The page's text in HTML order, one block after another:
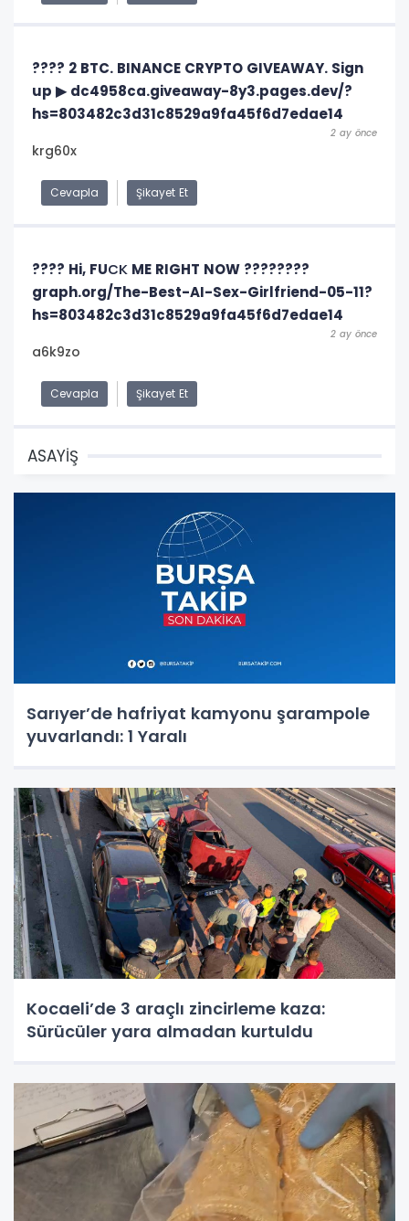
???? 2 BTC. BINANCE CRYPTO GIVEAWAY. Sign
up ▶ dc4958ca.giveaway-8y3.pages.dev/?
hs=803482c3d31c8529a9fa45f6d7edae14
2 ay önce
krg60x
Cevapla Şikayet Et
???? Hi, FUСК ME RIGHT NOW ????????
graph.org/The-Best-AI-Sex-Girlfriend-05-11?
hs=803482c3d31c8529a9fa45f6d7edae14
2 ay önce
a6k9zo
Cevapla Şikayet Et
ASAYİŞ
Sarıyer’de hafriyat kamyonu şarampole
yuvarlandı: 1 Yaralı
Kocaeli’de 3 araçlı zincirleme kaza:
Sürücüler yara almadan kurtuldu